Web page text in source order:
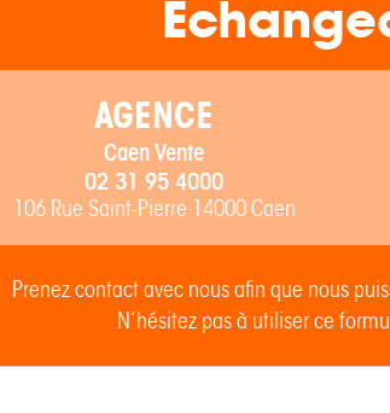
AGENCE
Caen Vente
02 31 95 4000
106 Rue Saint-Pierre 14000 Caen
Prenez contact avec nous afin que nous
N’hésitez pas à utiliser ce